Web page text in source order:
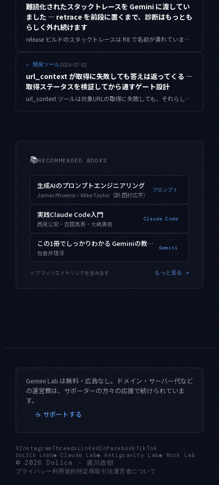
難読化されたスタックトレースを Gemini に渡してい
ました — retrace を前段に置くまで、診断はもっとも
らしく外れ続けます
release ビルドのスタックトレースは R8 で名前が潰れています。それをそのまま Gemini に渡すと、診断は落ち着いた文体のまま外れます。retrace を前段に置き、mapping を versionCode で突合し、復元できないときは断定させない。42件で数え直した記録です。
⟐ 開発ツール2026-07-02
url_context が取得に失敗しても答えは返ってくる —
取得ステータスを検証してから通すゲート設計
url_context ツールは対象URLの取得に失敗しても、それらしい回答を返します。url_context_metadata の取得ステータスを読み、根拠URLが実際に読めた時だけ答えを確定する検証ゲートと、失敗時のフォールバックを実装します。
📚RECOMMENDED BOOKS
生成AIのプロンプトエンジニアリング
James Phoenix・Mike Taylor（訳:田村広平）
プロンプト
実践Claude Code入門
西見公宏・吉田真吾・大嶋勇樹
Claude Code
この1冊でしっかりわかる Geminiの教科書
佐倉井理冴
Gemini
※ アフィリエイトリンクを含みます もっと見る →
Gemini Lab は無料・広告なし。ドメイン・サーバー代など
の運営費は、サポーターの方々の応援で続けられていま
す。
☕ サポートする
© 2026 Dolice - 廣川政樹
プライバシー利用規約特定商取引法運営者について
XInstagram Threads LinkedInFacebook TikTok
DOLICE LABS◉ Claude Lab◉Antigravity Lab◉ Rork Lab